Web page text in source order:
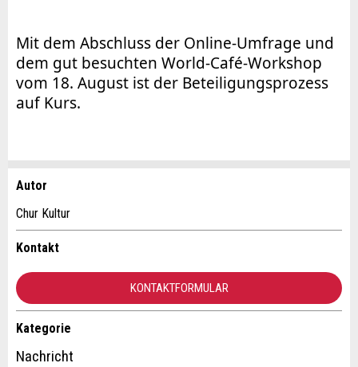
Mit dem Abschluss der Online-Umfrage und
dem gut besuchten World-Café-Workshop
vom 18. August ist der Beteiligungsprozess
auf Kurs.
Anzeige beanstanden
Ihr Feedback wird sehr geschätzt!
Allgemeines Feedback
Anzeige nicht mehr gültig
Anzeige unvollständig
Anzeige weiterempfehlen
Empfehlen Sie diese Anzeige an Freunde weiter.
Autor
Chur Kultur
Kontakt
KONTAKTFORMULAR
Kontakt
Kategorie
Nachricht